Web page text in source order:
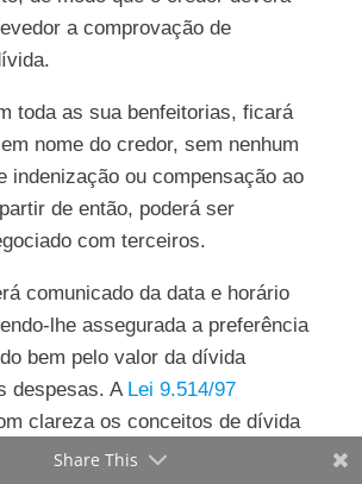
a comprovação de
toda as sua benfeitorias, ficará
nome do credor, sem nenhum
indenização ou compensação ao
de então, poderá ser
com terceiros.
comunicado da data e horário
lhe assegurada a preferência
bem pelo valor da dívida
despesas. A Lei 9.514/97
clareza os conceitos de dívida
Share This